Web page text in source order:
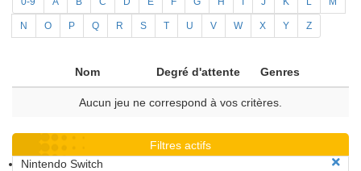
N O P Q R S T U V W X Y Z
Nom Degré d'attente Genres
Aucun jeu ne correspond à vos critères.
Filtres actifs
Nintendo Switch